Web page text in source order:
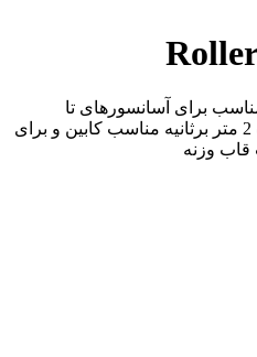
80 میلیمتر مناسب برای آسانسورهای تا
ظرفیت 1000 کیلوگرم و سرعت 2 متر برثانیه مناسب کابین و برای